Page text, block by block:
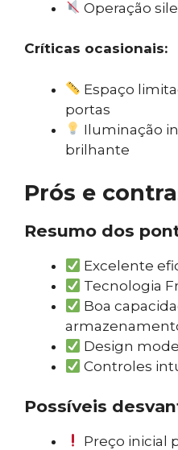
Operação
Críticas ocasionais:
Espaço
portas
Iluminação
brilhante
Prós e
Resumo dos
Excelente
Tecnologia
Boa
Design
Controles
Possíveis
Preço inicial